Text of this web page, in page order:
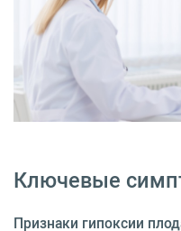
Ключевые
Признаки гипоксии